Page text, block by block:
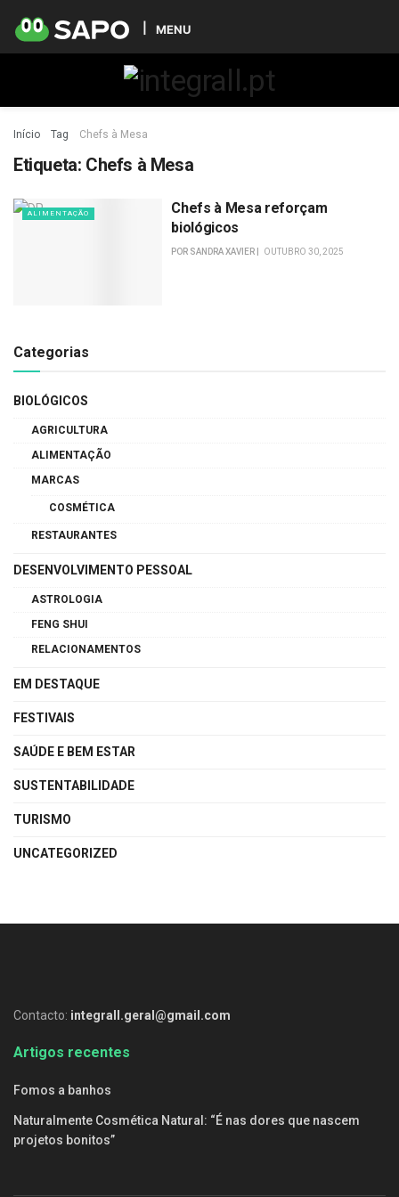
MENU
Início Tag Chefs à Mesa
Etiqueta: Chefs à Mesa
ALIMENTAÇÃO
Chefs à Mesa reforçam
biológicos
POR SANDRA XAVIER OUTUBRO 30, 2025
Categorias
BIOLÓGICOS
AGRICULTURA
ALIMENTAÇÃO
MARCAS
COSMÉTICA
RESTAURANTES
DESENVOLVIMENTO PESSOAL
ASTROLOGIA
FENG SHUI
RELACIONAMENTOS
EM DESTAQUE
FESTIVAIS
SAÚDE E BEM ESTAR
SUSTENTABILIDADE
TURISMO
UNCATEGORIZED
Contacto: integrall.geral@gmail.com
Artigos recentes
Fomos a banhos
Naturalmente Cosmética Natural: “É nas dores que nascem
projetos bonitos”